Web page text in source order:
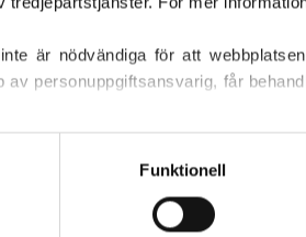
är nödvändiga för att
personuppgiftsansvarig, får
via vår cookiepolicy, där du
Funktionell
SPRÅKET
JAG